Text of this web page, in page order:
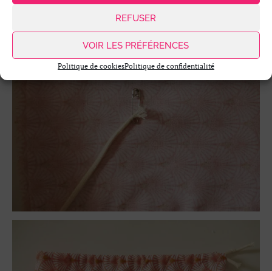
REFUSER
VOIR LES PRÉFÉRENCES
Politique de cookiesPolitique de confidentialité
bainha. Espalhe bem as dobras.